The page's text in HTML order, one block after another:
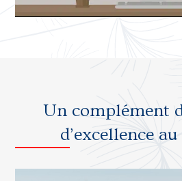
Un complément
d’excellence